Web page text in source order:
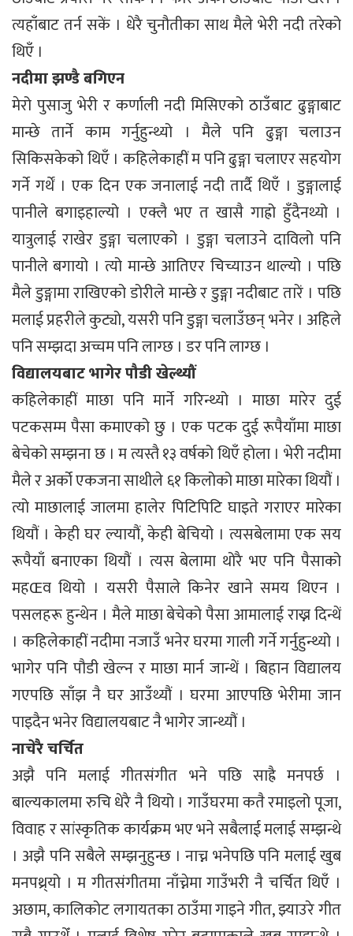
त्यहाँबाट तर्न सकें । धेरै चुनौतीका साथ मैले भेरी नदी तरेको
थिएँ ।
नदीमा झण्डै बगिएन
मेरो पुसाजु भेरी र कर्णाली नदी मिसिएको ठाउँबाट ढुङ्गाबाट
मान्छे तार्ने काम गर्नुहुन्थ्यो । मैले पनि ढुङ्गा चलाउन
सिकिसकेको थिएँ । कहिलेकाहीं म पनि ढुङ्गा चलाएर सहयोग
गर्ने गर्थें । एक दिन एक जनालाई नदी तार्दै थिएँ । डुङ्गालाई
पानीले बगाइहाल्यो । एक्लै भए त खासै गाह्रो हुँदैनथ्यो ।
यात्रुलाई राखेर डुङ्गा चलाएको । डुङ्गा चलाउने दाविलो पनि
पानीले बगायो । त्यो मान्छे आतिएर चिच्याउन थाल्यो । पछि
मैले डुङ्गामा राखिएको डोरीले मान्छे र डुङ्गा नदीबाट तारें । पछि
मलाई प्रहरीले कुट्यो, यसरी पनि डुङ्गा चलाउँछन् भनेर । अहिले
पनि सम्झदा अच्चम पनि लाग्छ । डर पनि लाग्छ ।
विद्यालयबाट भागेर पौडी खेल्थ्यौं
कहिलेकाहीं माछा पनि मार्ने गरिन्थ्यो । माछा मारेर दुई
पटकसम्म पैसा कमाएको छु । एक पटक दुई रूपैयाँमा माछा
बेचेको सम्झना छ । म त्यस्तै १३ वर्षको थिएँ होला । भेरी नदीमा
मैले र अर्को एकजना साथीले ६१ किलोको माछा मारेका थियौं ।
त्यो माछालाई जालमा हालेर पिटिपिटि घाइते गराएर मारेका
थियौं । केही घर ल्यायौं, केही बेचियो । त्यसबेलामा एक सय
रूपैयाँ बनाएका थियौं । त्यस बेलामा थोरै भए पनि पैसाको
महŒव थियो । यसरी पैसाले किनेर खाने समय थिएन ।
पसलहरू हुन्थेन । मैले माछा बेचेको पैसा आमालाई राख्न दिन्थें
। कहिलेकाहीं नदीमा नजाउँ भनेर घरमा गाली गर्ने गर्नुहुन्थ्यो ।
भागेर पनि पौडी खेल्न र माछा मार्न जान्थें । बिहान विद्यालय
गएपछि साँझ नै घर आउँथ्यौं । घरमा आएपछि भेरीमा जान
पाइदैन भनेर विद्यालयबाट नै भागेर जान्थ्यौं ।
नाचेरै चर्चित
अझै पनि मलाई गीतसंगीत भने पछि साह्रै मनपर्छ ।
बाल्यकालमा रुचि धेरै नै थियो । गाउँघरमा कतै रमाइलो पूजा,
विवाह र सांस्कृतिक कार्यक्रम भए भने सबैलाई मलाई सम्झन्थे
। अझै पनि सबैले सम्झनुहुन्छ । नाच्न भनेपछि पनि मलाई खुब
मनपथ्र्यो । म गीतसंगीतमा नाँच्नेमा गाउँभरी नै चर्चित थिएँ ।
अछाम, कालिकोट लगायतका ठाउँमा गाइने गीत, झ्याउरे गीत